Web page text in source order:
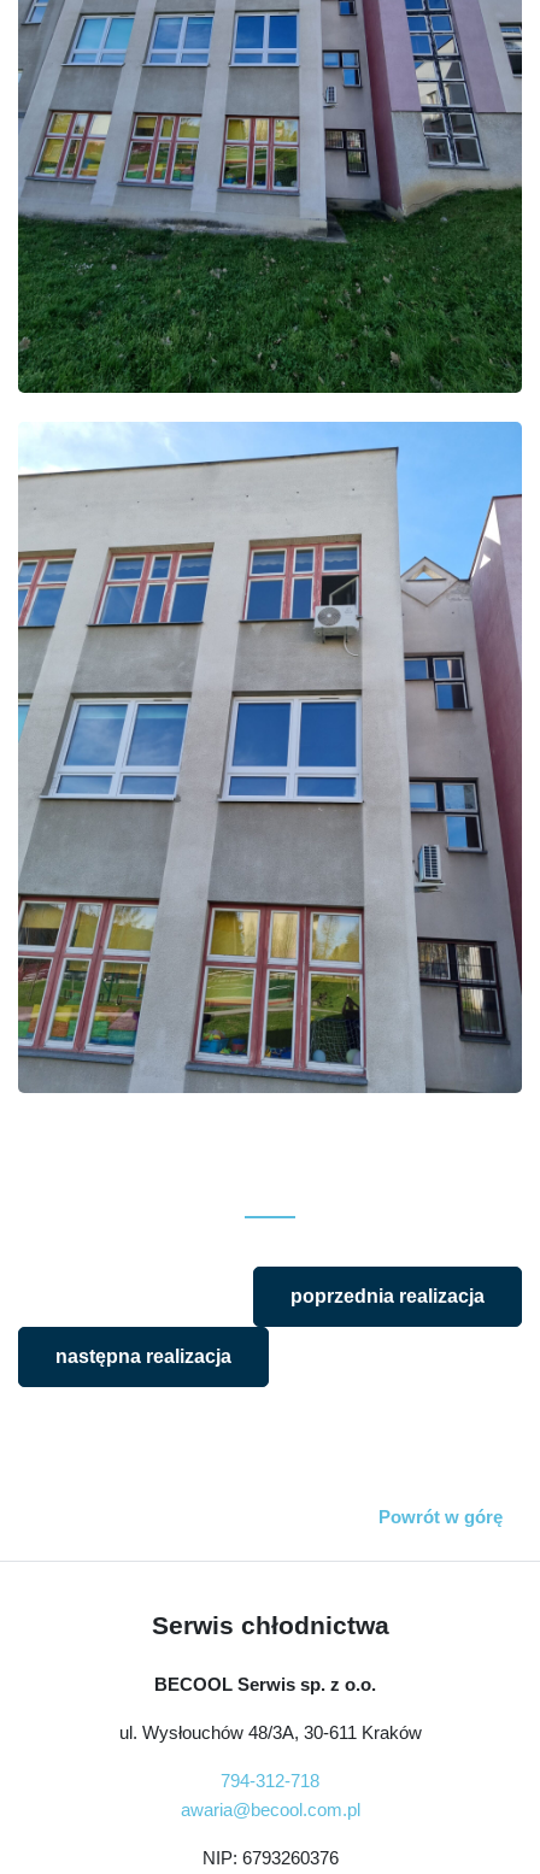
poprzednia realizacja
następna realizacja
Powrót w górę
Serwis chłodnictwa
BECOOL Serwis sp. z o.o.
ul. Wysłouchów 48/3A, 30-611 Kraków
794-312-718
awaria@becool.com.pl
NIP: 6793260376